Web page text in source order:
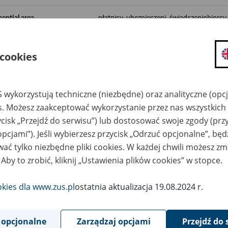
area płatnicy, ubezpieczeni, świadczeniobiorcy
Zapraszamy pracodawców, instytucje i
ramach eksperci ZUS prowadzą
50. roku życia, systemowi
Podczas spotkania uczestnicy dowiedzą
- co wpływa na wysokość przyszłej
- jak aktywność zawodowa przekłada się
- jakie są zasady łączenia pracy z
- na czym polegają działania ZUS w
- kto może skorzystać z rehabilitacji
Szkolenia organizujemy w siedzibach
Zgłoszenia przyjmujemy pod adresem:
W temacie wiadomości prosimy wpisać:
W treści wiadomości należy wskazać
wykorzystują techniczne (niezbędne) oraz analityczne
Możesz zaakceptować wykorzystanie przez nas
„Przejdź do serwisu”) lub dostosować swoje zgody
Jeśli wybierzesz przycisk „Odrzuć opcjonalne”,
tylko niezbędne pliki cookies. W każdej chwili możesz
to zrobić, kliknij „Ustawienia plików cookies” w stopce.
dla www.zus.plostatnia aktualizacja 19.08.2024 r.
Zarządzaj opcjami Przejdź do